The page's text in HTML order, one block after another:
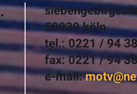
50939 köln
tel.: 0221 / 94
fax: 0221 / 94
e-mail: